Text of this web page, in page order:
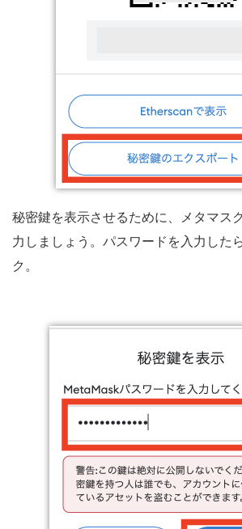
秘密鍵を表示させるために、メタマス
力しましょう。パスワードを入力した
ク。